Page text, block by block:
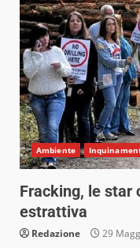
Ambiente
Fracking, le star
estrattiva
Redazione 29